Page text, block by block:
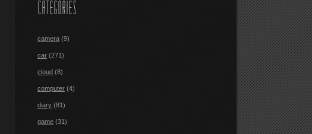
CATEGORIES
camera (9)
car (271)
cloud (8)
computer (4)
diary (81)
game (31)